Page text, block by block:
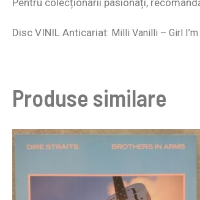
Pentru colecționarii pasionați,
Disc VINIL Anticariat: Milli Vanilli ‎– Girl
Produse similare